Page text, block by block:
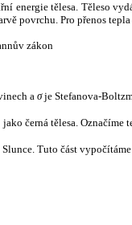
energie tělesa. Těleso
povrchu. Pro přenos
zákon
a σje Stefanova-
černá tělesa. Označíme
Tuto část